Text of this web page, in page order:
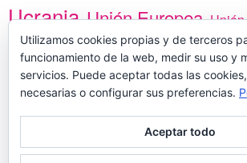
Ucrania Unión Europea
vacunas Yemen África
PREGÚNTANOS
Utilizamos cookies propias y de terceros
funcionamiento de la web, medir su uso y
servicios. Puede aceptar todas las
necesarias o configurar sus preferencias.
Aceptar todo